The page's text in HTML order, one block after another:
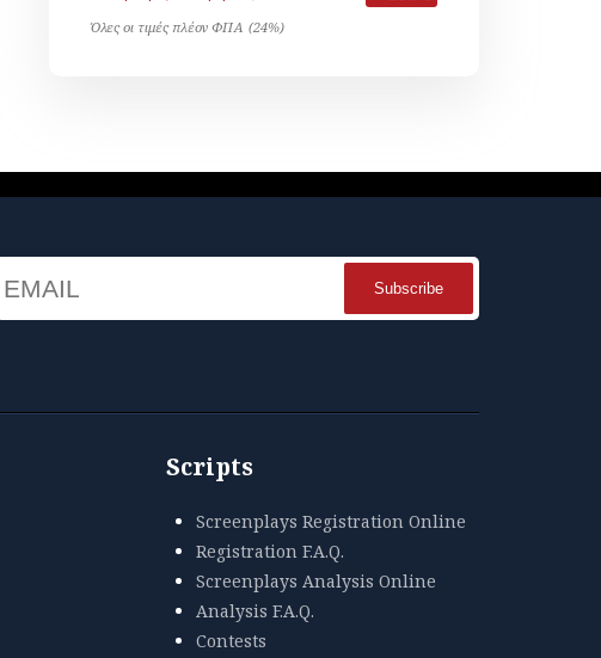
Όλες οι τιμές πλέον ΦΠΑ (24%)
Name
Scripts
Screenplays Registration Online
Registration F.A.Q.
Screenplays Analysis Online
Analysis F.A.Q.
Contests